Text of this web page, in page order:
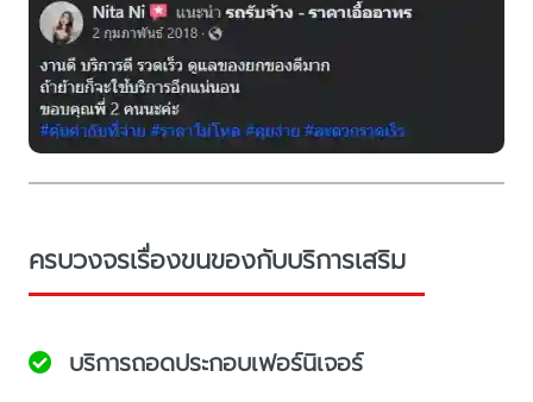
ครบวงจรเรื่องขนของกับบริการเสริม
บริการถอดประกอบเฟอร์นิเจอร์